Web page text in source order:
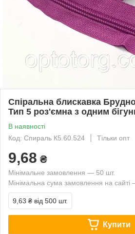
Спіральна блискавка
Тип 5 роз'ємна з одним
В наявності
Код: Спираль К5.60.524
Тільки опт
9,68 ₴
Мінімальне замовлення — 50 шт.
Мінімальна сума замовлення на
9,63 ₴ від 500 шт.
Купити